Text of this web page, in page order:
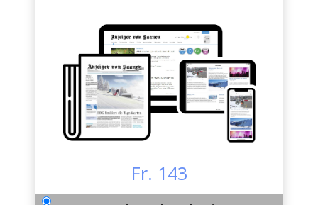
Fr. 143